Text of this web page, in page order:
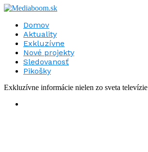
Domov
Aktuality
Exkluzívne
Nové projekty
Sledovanosť
Pikošky
Exkluzívne informácie nielen zo sveta televízie